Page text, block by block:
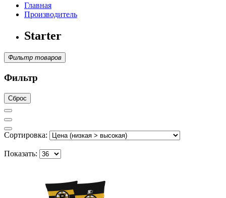
Главная
Производитель
Starter
Фильтр товаров
Фильтр
Сброс
Сортировка:
Показать: